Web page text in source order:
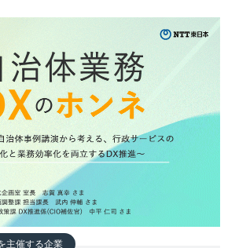
主催する企業